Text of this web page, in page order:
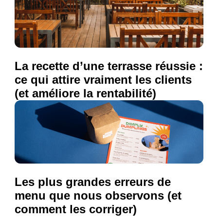
La recette d’une terrasse réussie :
ce qui attire vraiment les clients
(et améliore la rentabilité)
Les plus grandes erreurs de
menu que nous observons (et
comment les corriger)